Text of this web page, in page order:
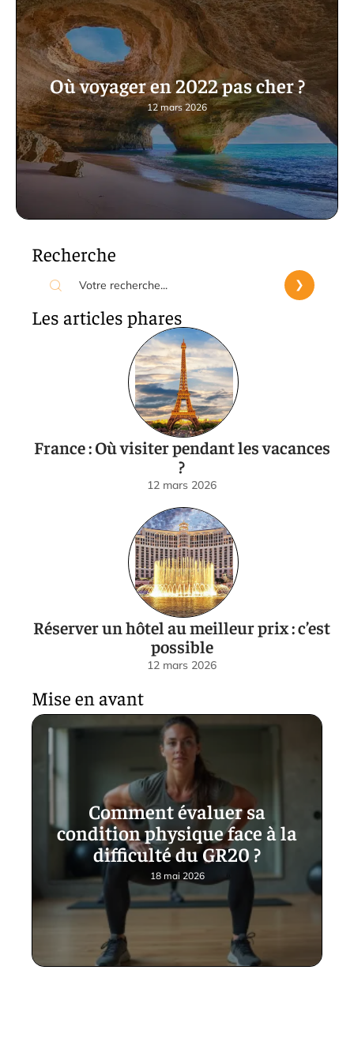
Où voyager en 2022 pas cher ?
12 mars 2026
Recherche
Les articles phares
France : Où visiter pendant les vacances
?
12 mars 2026
Réserver un hôtel au meilleur prix : c’est
possible
12 mars 2026
Mise en avant
Comment évaluer sa
condition physique face à la
difficulté du GR20 ?
18 mai 2026